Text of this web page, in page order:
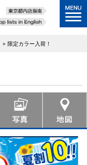
> 限定カラー入荷！